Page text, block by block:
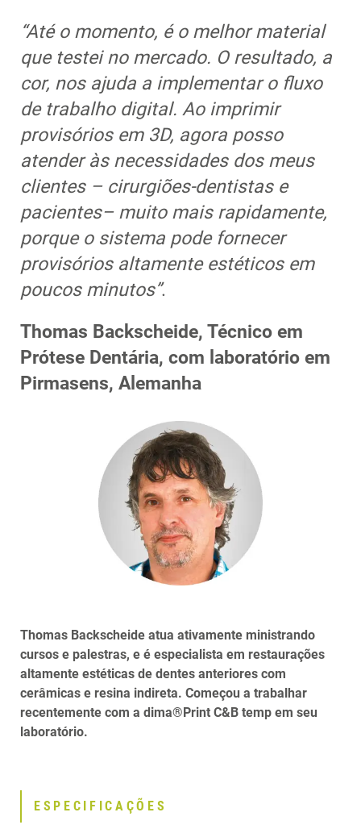
“Até o momento, é o melhor material
que testei no mercado. O resultado, a
cor, nos ajuda a implementar o fluxo
de trabalho digital. Ao imprimir
provisórios em 3D, agora posso
atender às necessidades dos meus
clientes – cirurgiões-dentistas e
pacientes– muito mais rapidamente,
porque o sistema pode fornecer
provisórios altamente estéticos em
poucos minutos”.
Thomas Backscheide, Técnico em
Prótese Dentária, com laboratório em
Pirmasens, Alemanha
Thomas Backscheide atua ativamente ministrando
cursos e palestras, e é especialista em restaurações
altamente estéticas de dentes anteriores com
cerâmicas e resina indireta. Começou a trabalhar
recentemente com a dima®Print C&B temp em seu
laboratório.
ESPECIFICAÇÕES